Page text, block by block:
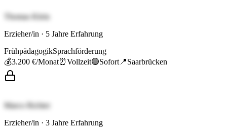
Thomas Klein
Erzieher/in · 5 Jahre Erfahrung
FrühpädagogikSprachförderung
💰3.200 €/Monat⏰Vollzeit🟢Sofort 📍Saarbrücken
Marco Richter
Erzieher/in · 3 Jahre Erfahrung